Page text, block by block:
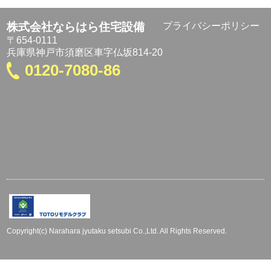
株式会社ならはら住宅設備
〒654-0111
兵庫県神戸市須磨区車字仏坂814-20
0120-7080-86
プライバシーポリシー
Copyright(c) Narahara jyutaku setsubi Co.,Ltd. All Rights Reserved.